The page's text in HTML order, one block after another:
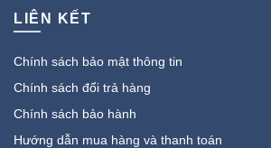
LIÊN KẾT
Chính sách bảo mật thông tin
Chính sách đổi trả hàng
Chính sách bảo hành
Hướng dẫn mua hàng và thanh toán